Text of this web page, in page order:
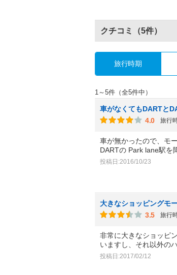
クチコミ （5件）
旅行時期
1～5件（全5件中）
車がなくてもDARTと
4.0
旅行
車が無かったので、モ
DARTの Park lane駅を
投稿日:2016/10/23
大きなショッピングモ
3.5
旅行
非常に大きなショッピ
いますし、それ以外の
投稿日:2017/02/12